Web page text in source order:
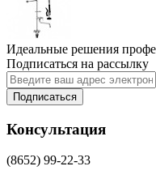
Идеальные решения
Подписаться на рассылку
Подписаться
Консультация
(8652) 99-22-33